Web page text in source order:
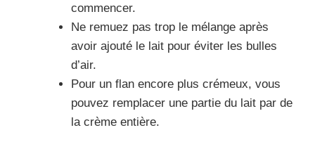
commencer.
Ne remuez pas trop le mélange après
avoir ajouté le lait pour éviter les bulles
d’air.
Pour un flan encore plus crémeux, vous
pouvez remplacer une partie du lait par de
la crème entière.